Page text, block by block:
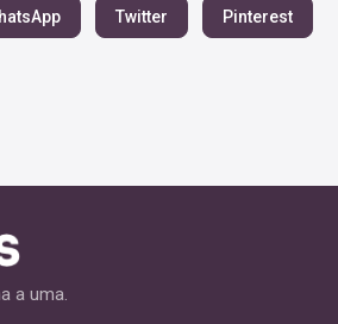
Twitter Pinterest
a uma.